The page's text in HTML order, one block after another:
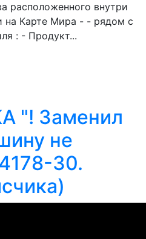
расположенного внутри
Карте Мира - - рядом с
: - Продукт...
"! Заменил
не
30.